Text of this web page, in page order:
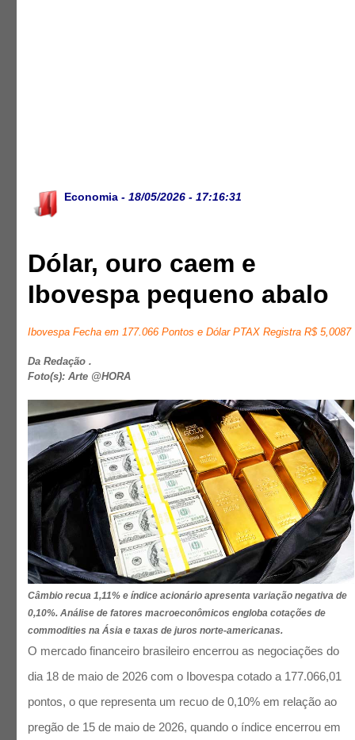
Economia - 18/05/2026 - 17:16:31
Dólar, ouro caem e
Ibovespa pequeno abalo
Ibovespa Fecha em 177.066 Pontos e Dólar PTAX Registra R$ 5,0087
Da Redação .
Foto(s): Arte @HORA
Câmbio recua 1,11% e índice acionário apresenta variação negativa de
0,10%. Análise de fatores macroeconômicos engloba cotações de
commodities na Ásia e taxas de juros norte-americanas.
O mercado financeiro brasileiro encerrou as negociações do
dia 18 de maio de 2026 com o Ibovespa cotado a 177.066,01
pontos, o que representa um recuo de 0,10% em relação ao
pregão de 15 de maio de 2026, quando o índice encerrou em